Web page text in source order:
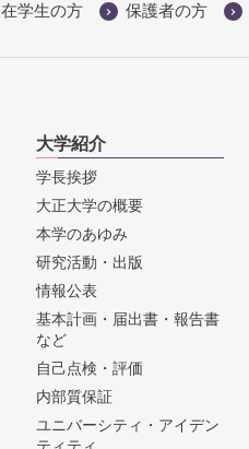
在学生の方 保護者の方
大学紹介
学長挨拶
大正大学の概要
本学のあゆみ
研究活動・出版
情報公表
基本計画・届出書・報告書
など
自己点検・評価
内部質保証
ユニバーシティ・アイデン
ティティ